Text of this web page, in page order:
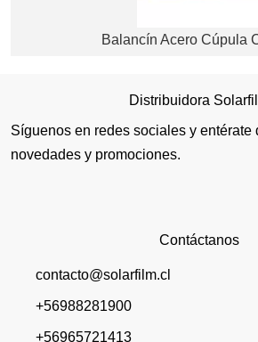
Balancín Acero Cúpula
Distribuidora
Síguenos en redes sociales y entérate
novedades y promociones.
Contáctanos
contacto@solarfilm.cl
+56988281900
+56965721413